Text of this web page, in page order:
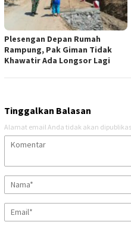
Plesengan Depan Rumah
Rampung, Pak Giman Tidak
Khawatir Ada Longsor Lagi
Tinggalkan Balasan
Alamat email Anda tidak akan